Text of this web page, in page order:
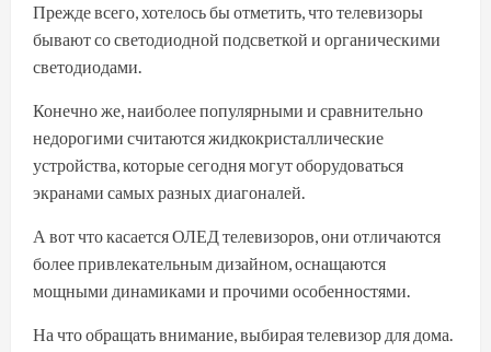
Прежде всего, хотелось бы отметить, что телевизоры
бывают со светодиодной подсветкой и органическими
светодиодами.
Конечно же, наиболее популярными и сравнительно
недорогими считаются жидкокристаллические
устройства, которые сегодня могут оборудоваться
экранами самых разных диагоналей.
А вот что касается ОЛЕД телевизоров, они отличаются
более привлекательным дизайном, оснащаются
мощными динамиками и прочими особенностями.
На что обращать внимание, выбирая телевизор для дома.